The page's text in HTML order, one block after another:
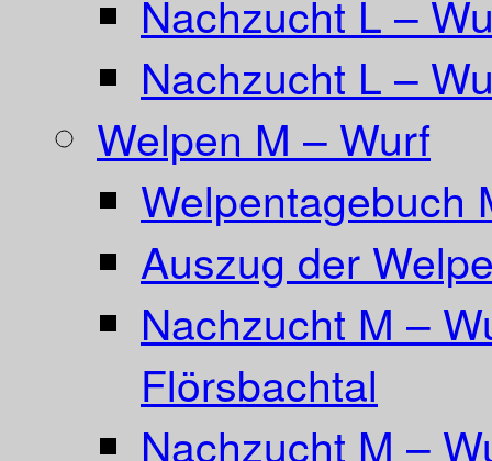
Nachzucht L –
Nachzucht L –
Welpen M – Wurf
Welpentagebuch
Auszug der
Nachzucht M –
Flörsbachtal
Nachzucht M –